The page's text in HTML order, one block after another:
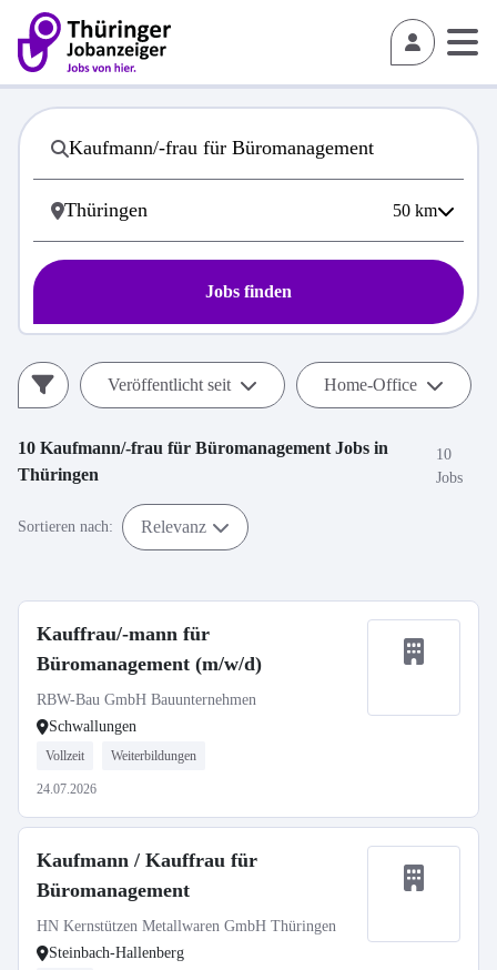
50 km
Jobs finden
Veröffentlicht seit Home-Office
10 Kaufmann/-frau für Büromanagement Jobs in
Thüringen
10
Jobs
Sortieren nach: Relevanz
Kauffrau/-mann für
Büromanagement (m/w/d)
RBW-Bau GmbH Bauunternehmen
Schwallungen
Vollzeit Weiterbildungen
24.07.2026
Kaufmann / Kauffrau für
Büromanagement
HN Kernstützen Metallwaren GmbH Thüringen
Steinbach-Hallenberg